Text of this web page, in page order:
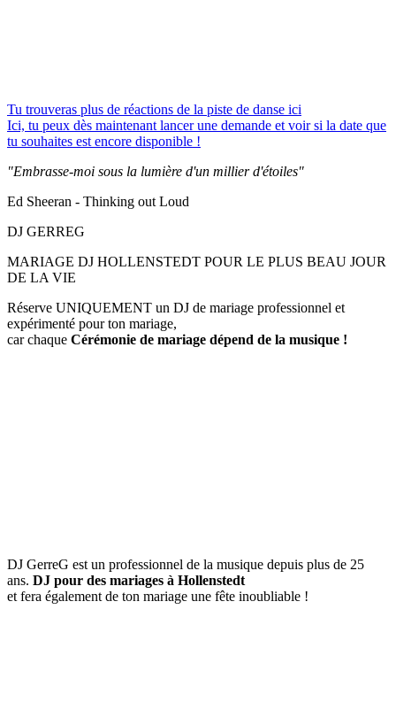
Tu trouveras plus de réactions de la piste de danse ici
Ici, tu peux dès maintenant lancer une demande et voir si la date que
tu souhaites est encore disponible !
"Embrasse-moi sous la lumière d'un millier d'étoiles"
Ed Sheeran - Thinking out Loud
DJ GERREG
MARIAGE DJ HOLLENSTEDT POUR LE PLUS BEAU JOUR
DE LA VIE
Réserve UNIQUEMENT un DJ de mariage professionnel et
expérimenté pour ton mariage,
car chaque Cérémonie de mariage dépend de la musique !
DJ GerreG est un professionnel de la musique depuis plus de 25
ans. DJ pour des mariages à Hollenstedt
et fera également de ton mariage une fête inoubliable !